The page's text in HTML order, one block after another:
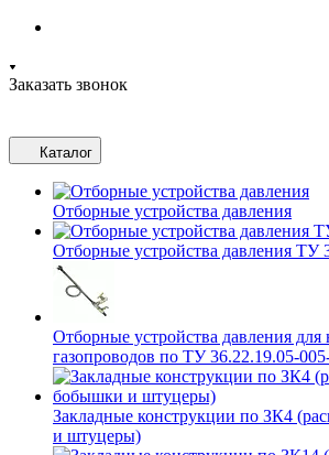
Заказать звонок
Каталог
Отборные устройства давления
Отборные устройства давления ТУ
Отборные устройства давления для
газопроводов по ТУ 36.22.19.05-
Закладные конструкции по ЗК4
и штуцеры)